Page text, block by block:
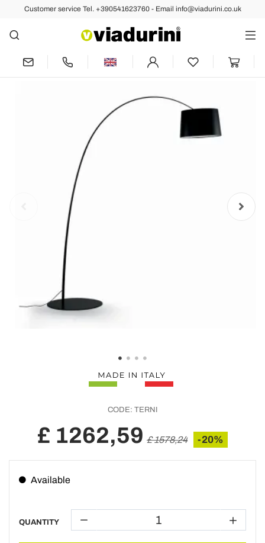
Customer service Tel. +390541623760 - Email info@viadurini.co.uk
Back Previous Next
Floor Lamp with Black Carbon Stem
Made in Italy - Terni
CODE: TERNI
£ 1262,59 £ 1578,24 -20%
Available
QUANTITY